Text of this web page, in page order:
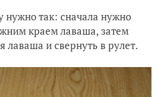
нужно так: сначала нужно
краем лаваша, затем
лаваша и свернуть в рулет.